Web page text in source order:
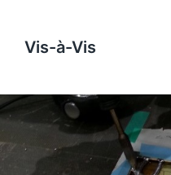
Vis-à-Vis